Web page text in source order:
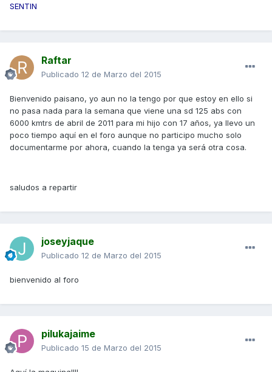
SENTIN
Raftar
Publicado 12 de Marzo del 2015
Bienvenido paisano, yo aun no la tengo por que estoy en ello si
no pasa nada para la semana que viene una sd 125 abs con
6000 kmtrs de abril de 2011 para mi hijo con 17 años, ya llevo un
poco tiempo aquí en el foro aunque no participo mucho solo
documentarme por ahora, cuando la tenga ya será otra cosa.
saludos a repartir
joseyjaque
Publicado 12 de Marzo del 2015
bienvenido al foro
pilukajaime
Publicado 15 de Marzo del 2015